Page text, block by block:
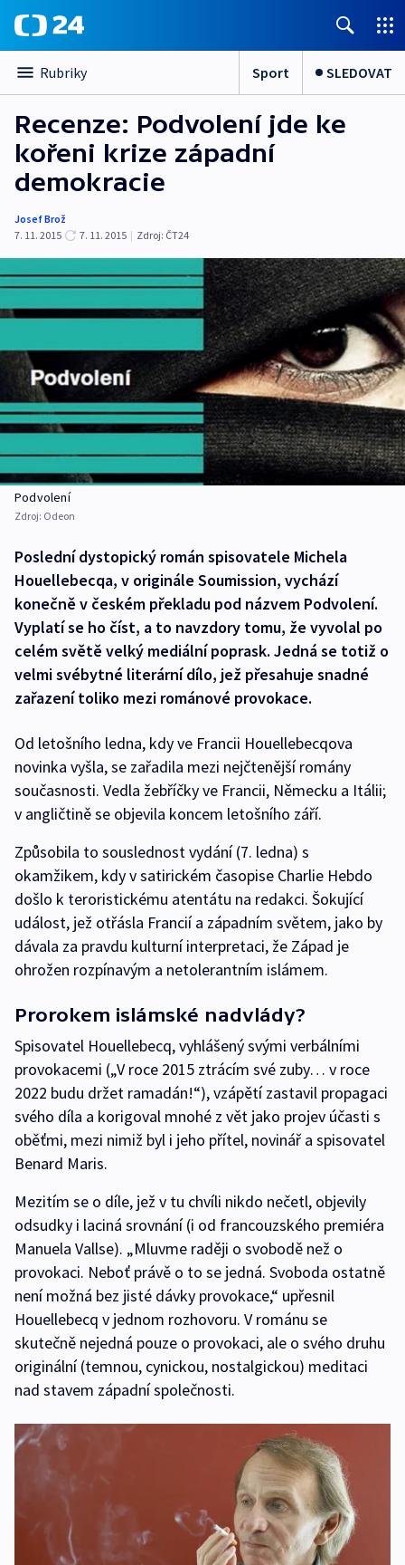
Rubriky Sport SLEDOVAT
Recenze: Podvolení jde ke
kořeni krize západní
demokracie
Josef Brož
7. 11. 2015
7. 11. 2015 | Zdroj: ČT24
Podvolení
Zdroj: Odeon
Poslední dystopický román spisovatele Michela
Houellebecqa, v originále Soumission, vychází
konečně v českém překladu pod názvem Podvolení.
Vyplatí se ho číst, a to navzdory tomu, že vyvolal po
celém světě velký mediální poprask. Jedná se totiž o
velmi svébytné literární dílo, jež přesahuje snadné
zařazení toliko mezi románové provokace.
Od letošního ledna, kdy ve Francii Houellebecqova
novinka vyšla, se zařadila mezi nejčtenější romány
současnosti. Vedla žebříčky ve Francii, Německu a Itálii;
v angličtině se objevila koncem letošního září.
Způsobila to souslednost vydání (7. ledna) s
okamžikem, kdy v satirickém časopise Charlie Hebdo
došlo k teroristickému atentátu na redakci. Šokující
událost, jež otřásla Francií a západním světem, jako by
dávala za pravdu kulturní interpretaci, že Západ je
ohrožen rozpínavým a netolerantním islámem.
Prorokem islámské nadvlády?
Spisovatel Houellebecq, vyhlášený svými verbálními
provokacemi („V roce 2015 ztrácím své zuby… v roce
2022 budu držet ramadán!“), vzápětí zastavil propagaci
svého díla a korigoval mnohé z vět jako projev účasti s
oběťmi, mezi nimiž byl i jeho přítel, novinář a spisovatel
Benard Maris.
Mezitím se o díle, jež v tu chvíli nikdo nečetl, objevily
odsudky i laciná srovnání (i od francouzského premiéra
Manuela Vallse). „Mluvme raději o svobodě než o
provokaci. Neboť právě o to se jedná. Svoboda ostatně
není možná bez jisté dávky provokace,“ upřesnil
Houellebecq v jednom rozhovoru. V románu se
skutečně nejedná pouze o provokaci, ale o svého druhu
originální (temnou, cynickou, nostalgickou) meditaci
nad stavem západní společnosti.